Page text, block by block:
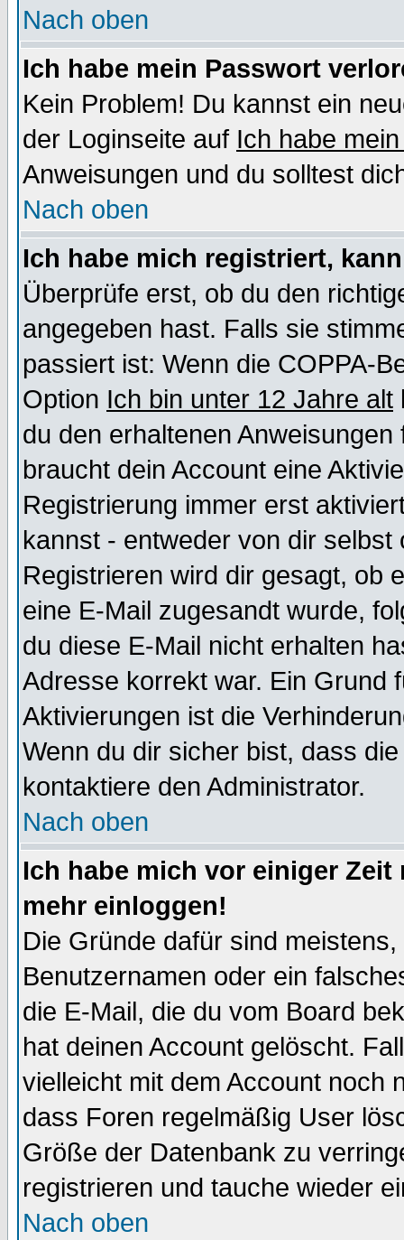
Nach oben
Ich habe mein Passwort
Kein Problem! Du kannst ein
der Loginseite auf Ich habe
Anweisungen und du solltest
Nach oben
Ich habe mich registriert,
Überprüfe erst, ob du den
angegeben hast. Falls sie
passiert ist: Wenn die COPPA-
Option Ich bin unter 12 Jahre alt
du den erhaltenen
braucht dein Account eine
Registrierung immer erst
kannst - entweder von dir selbst
Registrieren wird dir gesagt, ob
eine E-Mail zugesandt wurde,
du diese E-Mail nicht erhalten
Adresse korrekt war. Ein Grund
Aktivierungen ist die
Wenn du dir sicher bist, dass
kontaktiere den Administrator.
Nach oben
Ich habe mich vor einiger
mehr einloggen!
Die Gründe dafür sind
Benutzernamen oder ein
die E-Mail, die du vom Board
hat deinen Account gelöscht.
vielleicht mit dem Account noch
dass Foren regelmäßig User
Größe der Datenbank zu
registrieren und tauche wieder
Nach oben